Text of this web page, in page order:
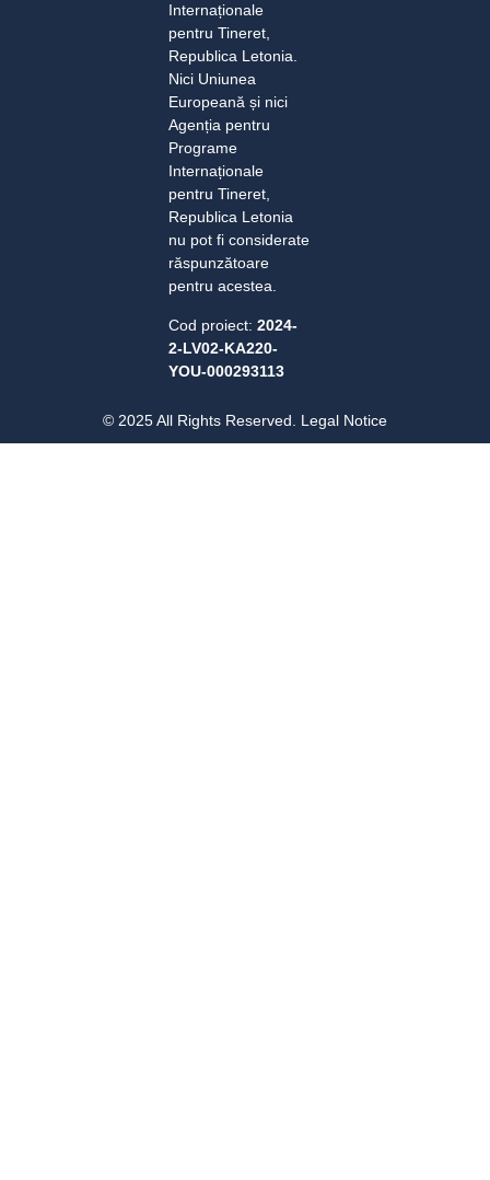
Internaționale
pentru Tineret,
Republica Letonia.
Nici Uniunea
Europeană și nici
Agenția pentru
Programe
Internaționale
pentru Tineret,
Republica Letonia
nu pot fi considerate
răspunzătoare
pentru acestea.
Cod proiect:2024-
2-LV02-KA220-
YOU-000293113
© 2025 All Rights Reserved. Legal Notice